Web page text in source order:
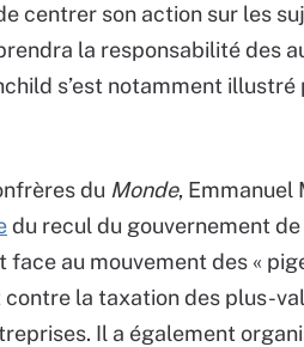
centrer son action sur les
la responsabilité des
s’est notamment
du Monde, Emmanuel
du recul du gouvernement de
face au mouvement des «
la taxation des plus-
Il a également